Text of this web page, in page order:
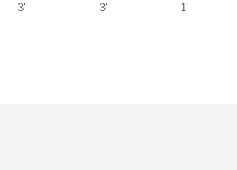
3' 3' 1'